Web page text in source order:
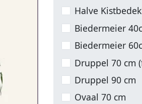
Halve
Biedermeier
Biedermeier
Druppel 70 cm
Druppel 90 cm
Ovaal 70 cm